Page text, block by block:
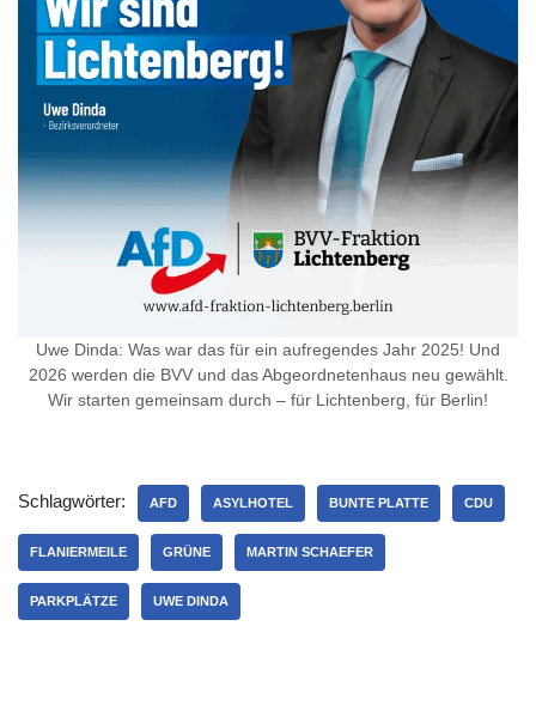
Uwe Dinda: Was war das für ein aufregendes Jahr 2025! Und
2026 werden die BVV und das Abgeordnetenhaus neu gewählt.
Wir starten gemeinsam durch – für Lichtenberg, für Berlin!
Schlagwörter: AFD ASYLHOTEL BUNTE PLATTE CDU
FLANIERMEILE GRÜNE MARTIN SCHAEFER
PARKPLÄTZE UWE DINDA